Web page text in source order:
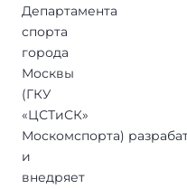
Департамента
спорта
города
Москвы
(ГКУ
«ЦСТиСК»
Москомспорта)
и
внедряет